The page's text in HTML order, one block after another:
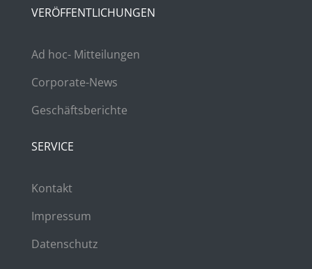
VERÖFFENTLICHUNGEN
Ad hoc- Mitteilungen
Corporate-News
Geschäftsberichte
SERVICE
Kontakt
Impressum
Datenschutz